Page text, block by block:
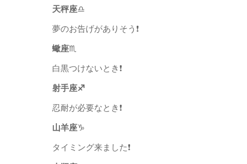
天秤座♎️
夢のお告げがありそう❗️
蠍座♏️
白黒つけないとき❗️
射手座♐️
忍耐が必要なとき❗️
山羊座♑️
タイミング来ました❗️